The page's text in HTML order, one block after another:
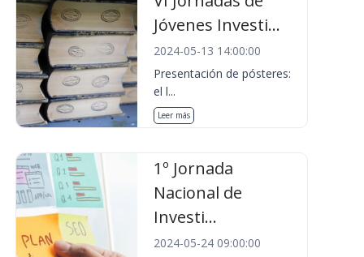
Jóvenes Investi...
2024-05-13 14:00:00
Presentación de pósteres:
el l...
Leer más
1º Jornada
Nacional de
Investi...
2024-05-24 09:00:00